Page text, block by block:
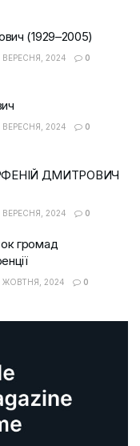
(1929–2005)
ВЕРЕСНЯ, 2024 0
ВЕРЕСНЯ, 2024 0
ДМИТРОВИЧ
ВЕРЕСНЯ, 2024 0
громад
ЖОВТНЯ, 2024 0